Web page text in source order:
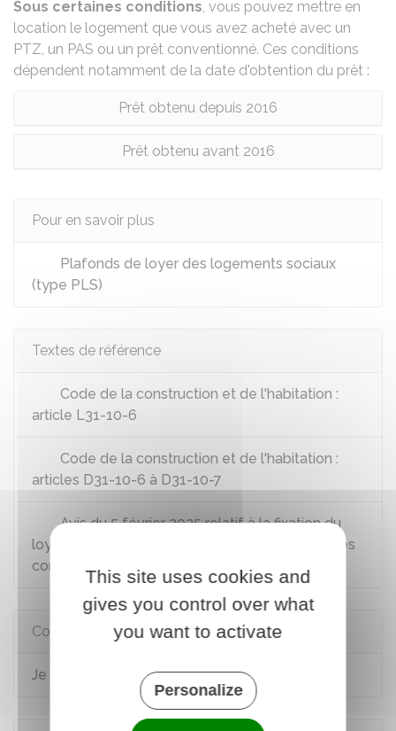
Sous certaines conditions, vous pouvez mettre en
location le logement que vous avez acheté avec un
PTZ, un PAS ou un prêt conventionné. Ces conditions
dépendent notamment de la date d'obtention du prêt :
Prêt obtenu depuis 2016
Prêt obtenu avant 2016
Pour en savoir plus
Plafonds de loyer des logements sociaux
(type PLS)
Textes de référence
Code de la construction et de l'habitation :
article L31-10-6
Code de la construction et de l'habitation :
articles D31-10-6 à D31-10-7
Avis du 5 février 2025 relatif à la fixation du
loyer et des redevances maximums de certaines
conventions
Comment faire si...
Je veux obtenir un crédit immobilier
This site uses cookies and
gives you control over what
you want to activate
Personalize